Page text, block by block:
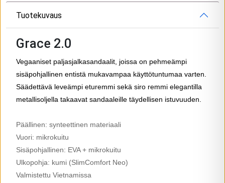
Tuotekuvaus
Grace 2.0
Vegaaniset paljasjalkasandaalit, joissa on pehmeämpi
sisäpohjallinen entistä mukavampaa käyttötuntumaa varten.
Säädettävä leveämpi eturemmi sekä siro remmi elegantilla
metallisoljella takaavat sandaaleille täydellisen istuvuuden.
Päällinen: synteettinen materiaali
Vuori: mikrokuitu
Sisäpohjallinen: EVA + mikrokuitu
Ulkopohja: kumi (SlimComfort Neo)
Valmistettu Vietnamissa